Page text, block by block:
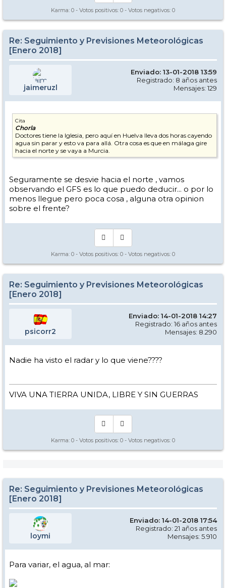
Karma: 0 - Votos positivos: 0 - Votos negativos: 0
Re: Seguimiento y Previsiones Meteorológicas
[Enero 2018]
jaimeruzl
Enviado: 13-01-2018 13:59
Registrado: 8 años antes
Mensajes: 129
Cita
Chorla
Doctores tiene la Iglesia, pero aquí en Huelva lleva dos horas cayendo
agua sin parar y esto va para allá. Otra cosa es que en málaga gire
hacia el norte y se vaya a Murcia.
Seguramente se desvie hacia el norte , vamos
observando el GFS es lo que puedo deducir... o por lo
menos llegue pero poca cosa , alguna otra opinion
sobre el frente?
Karma: 0 - Votos positivos: 0 - Votos negativos: 0
Re: Seguimiento y Previsiones Meteorológicas
[Enero 2018]
psicorr2
Enviado: 14-01-2018 14:27
Registrado: 16 años antes
Mensajes: 8.290
Nadie ha visto el radar y lo que viene????
VIVA UNA TIERRA UNIDA, LIBRE Y SIN GUERRAS
Karma: 0 - Votos positivos: 0 - Votos negativos: 0
Re: Seguimiento y Previsiones Meteorológicas
[Enero 2018]
loymi
Enviado: 14-01-2018 17:54
Registrado: 21 años antes
Mensajes: 5.910
Para variar, el agua, al mar: